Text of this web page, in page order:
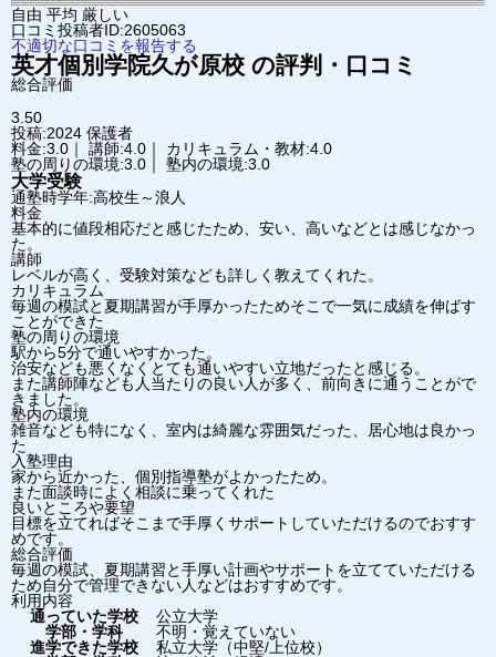
自由 平均 厳しい
口コミ投稿者ID:2605063
不適切な口コミを報告する
英才個別学院久が原校 の評判・口コミ
総合評価
3.50
投稿:2024 保護者
料金:3.0｜ 講師:4.0｜ カリキュラム・教材:4.0
塾の周りの環境:3.0｜ 塾内の環境:3.0
大学受験
通塾時学年:高校生～浪人
料金
基本的に値段相応だと感じたため、安い、高いなどとは感じなかっ
た。
講師
レベルが高く、受験対策なども詳しく教えてくれた。
カリキュラム
毎週の模試と夏期講習が手厚かったためそこで一気に成績を伸ばす
ことができた
塾の周りの環境
駅から5分で通いやすかった。
治安なども悪くなくとても通いやすい立地だったと感じる。
また講師陣なども人当たりの良い人が多く、前向きに通うことがで
きました。
塾内の環境
雑音なども特になく、室内は綺麗な雰囲気だった、居心地は良かっ
た
入塾理由
家から近かった、個別指導塾がよかったため。
また面談時によく相談に乗ってくれた
良いところや要望
目標を立てればそこまで手厚くサポートしていただけるのでおすす
めです。
総合評価
毎週の模試、夏期講習と手厚い計画やサポートを立てていただける
ため自分で管理できない人などはおすすめです。
利用内容
通っていた学校
公立大学
学部・学科
不明・覚えていない
進学できた学校
私立大学（中堅/上位校）